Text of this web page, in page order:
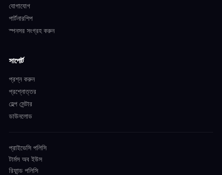
যোগাযোগ
পার্টনারশিপ
স্পনসর সংগ্রহ করুন
সাপোর্ট
প্রশ্ন করুন
প্রশ্নোত্তর
হেল্প সেন্টার
ডাউনলোড
প্রাইভেসি পলিসি
টার্মস অব ইউস
রিফান্ড পলিসি